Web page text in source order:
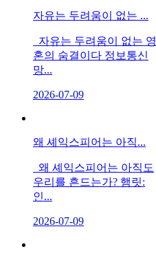
자유는 두려움이 없는 ...
자유는 두려움이 없는 영
혼의 숨결이다 정보통신
망...
2026-07-09
왜 셰익스피어는 아직...
왜 셰익스피어는 아직도
우리를 흔드는가? 햄릿:
인...
2026-07-09